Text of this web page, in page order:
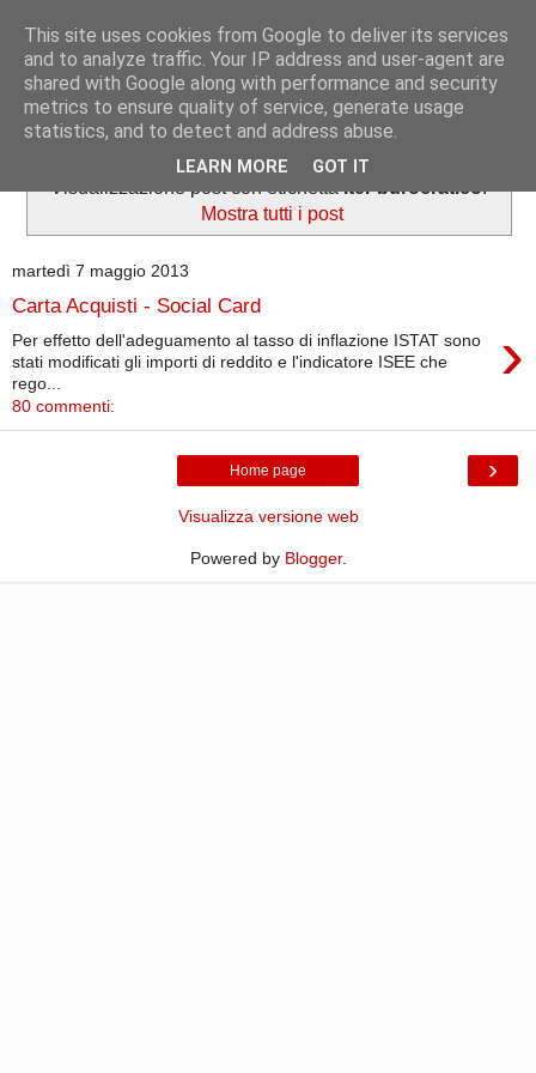
Informazioni per tutti
Dedicato a lavoratori e pensionati.
Visualizzazione post con etichettaiter burocratico.
Mostra tutti i post
martedì 7 maggio 2013
Carta Acquisti - Social Card
›
Per effetto dell'adeguamento al tasso di inflazione ISTAT sono
stati modificati gli importi di reddito e l'indicatore ISEE che
rego...
80 commenti:
›
Home page
Visualizza versione web
Powered by Blogger.
This site uses cookies from Google to deliver its services
and to analyze traffic. Your IP address and user-agent are
shared with Google along with performance and security
metrics to ensure quality of service, generate usage
statistics, and to detect and address abuse.
LEARN MORE GOT IT